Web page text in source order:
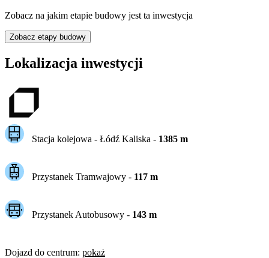
Zobacz na jakim etapie budowy jest ta inwestycja
Zobacz etapy budowy
Lokalizacja inwestycji
Stacja kolejowa - Łódź Kaliska - 1385m
Przystanek Tramwajowy - 117m
Przystanek Autobusowy - 143m
Dojazd do centrum: pokaż